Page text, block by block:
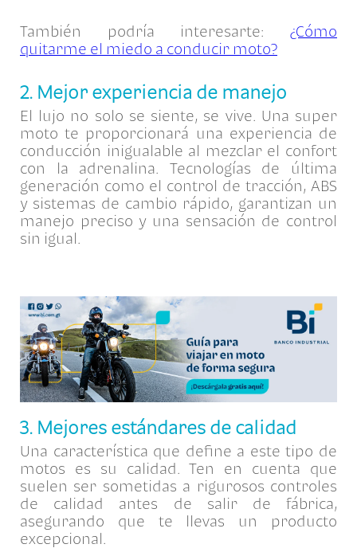
También podría interesarte: ¿Cómo
quitarme el miedo a conducir moto?
2. Mejor experiencia de manejo
El lujo no solo se siente, se vive. Una super
moto te proporcionará una experiencia de
conducción inigualable al mezclar el confort
con la adrenalina. Tecnologías de última
generación como el control de tracción, ABS
y sistemas de cambio rápido, garantizan un
manejo preciso y una sensación de control
sin igual.
3. Mejores estándares de calidad
Una característica que define a este tipo de
motos es su calidad. Ten en cuenta que
suelen ser sometidas a rigurosos controles
de calidad antes de salir de fábrica,
asegurando que te llevas un producto
excepcional.